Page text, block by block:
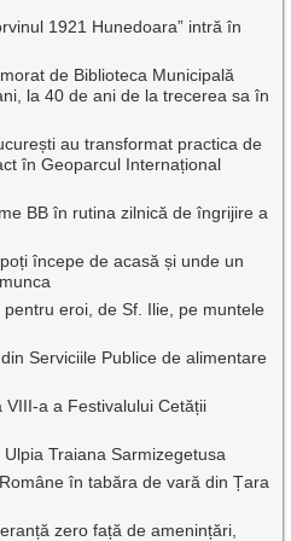
1921 Hunedoara” intră în
de Biblioteca Municipală
la 40 de ani de la trecerea sa în
au transformat practica de
în Geoparcul Internațional
BB în rutina zilnică de îngrijire a
începe de acasă și unde un
eroi, de Sf. Ilie, pe muntele
Serviciile Publice de alimentare
VIII-a a Festivalului Cetății
Traiana Sarmizegetusa
în tabăra de vară din Țara
zero față de amenințări,